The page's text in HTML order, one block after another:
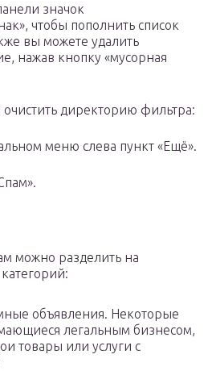
значок
чтобы пополнить список
вы можете удалить
нажав кнопку «мусорная
директорию фильтра:
меню слева пункт «Ещё».
можно разделить на
объявления. Некоторые
легальным бизнесом,
товары или услуги с